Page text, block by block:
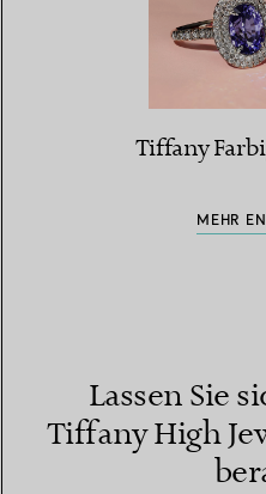
Tiffany
MEHR
Lassen Sie
Tiffany High